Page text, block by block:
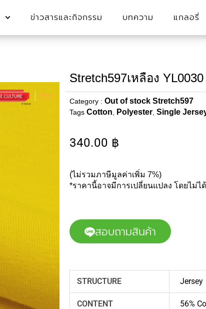
ข่าวสารและกิจกรรม บทความ แกลอรี่
Stretch597เหลือง YL0030
Category : Out of stock Stretch597
Tags Cotton Polyester Single
340.00 ฿
(ไม่รวมภาษีมูลค่าเพิ่ม 7%)
*ราคานี้อาจมีการเปลี่ยนแปลง โดยไม่ไ
สอบถามสินค้า
STRUCTURE Jersey
CONTENT 56%